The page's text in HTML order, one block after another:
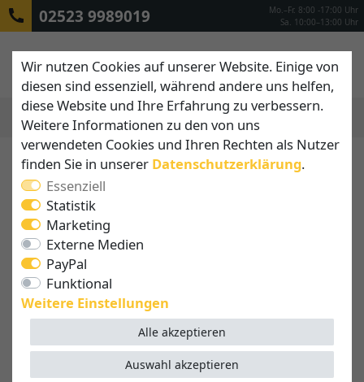
02523 9989019
Mo.–Fr. 8:00 -17:00 Uhr
Sa. 10:00–13:00 Uhr
Wir nutzen Cookies auf unserer Website. Einige von
diesen sind essenziell, während andere uns helfen,
diese Website und Ihre Erfahrung zu verbessern.
Weitere Informationen zu den von uns
verwendeten Cookies und Ihren Rechten als Nutzer
finden Sie in unserer Daten­schutz­erklärung.
Essenziell
Statistik
Marketing
Externe Medien
PayPal
Funktional
Weitere Einstellungen
Alle akzeptieren
Auswahl akzeptieren